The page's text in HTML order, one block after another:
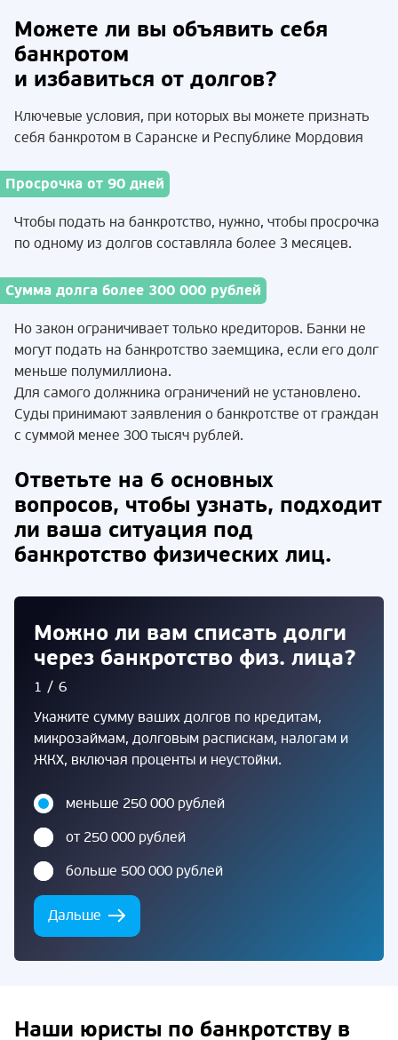
Можете ли вы объявить себя
банкротом
и избавиться от долгов?
Ключевые условия, при которых вы можете признать
себя банкротом в Саранске и Республике Мордовия
Просрочка от 90 дней
Чтобы подать на банкротство, нужно, чтобы просрочка
по одному из долгов составляла более 3 месяцев.
Сумма долга более 300 000 рублей
Но закон ограничивает только кредиторов. Банки не
могут подать на банкротство заемщика, если его долг
меньше полумиллиона.
Для самого должника ограничений не установлено.
Суды принимают заявления о банкротстве от граждан
с суммой менее 300 тысяч рублей.
Ответьте на 6 основных
вопросов, чтобы узнать, подходит
ли ваша ситуация под
банкротство физических лиц.
Можно ли вам списать долги
через банкротство физ. лица?
1/6
Укажите сумму ваших долгов по кредитам,
микрозаймам, долговым распискам, налогам и
ЖКХ, включая проценты и неустойки.
меньше 250 000 рублей
от 250 000 рублей
больше 500 000 рублей
Дальше
Наши юристы по банкротству в